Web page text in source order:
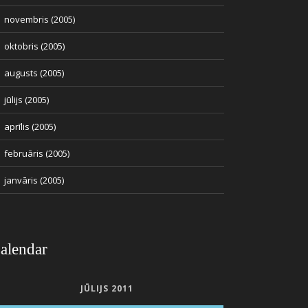
novembris (2005)
oktobris (2005)
augusts (2005)
jūlijs (2005)
aprīlis (2005)
februāris (2005)
janvāris (2005)
JŪLIJS 2011